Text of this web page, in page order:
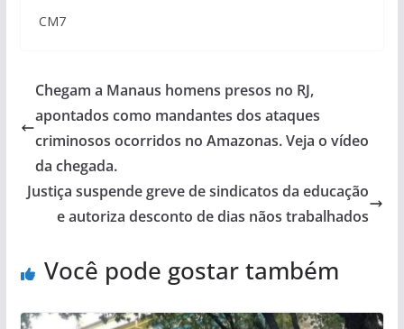
CM7
Chegam a Manaus homens presos no RJ,
apontados como mandantes dos ataques
criminosos ocorridos no Amazonas. Veja o vídeo
da chegada.
Justiça suspende greve de sindicatos da educação
e autoriza desconto de dias nãos trabalhados
Você pode gostar também